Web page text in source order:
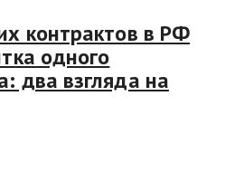
контрактов в РФ
одного
два взгляда на